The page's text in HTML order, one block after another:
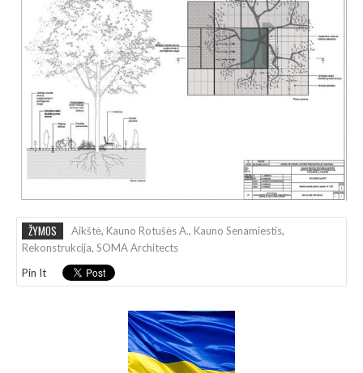
ŽYMOS Aikštė, Kauno Rotušės A., Kauno Senamiestis,
Rekonstrukcija, SOMA Architects
Pin It